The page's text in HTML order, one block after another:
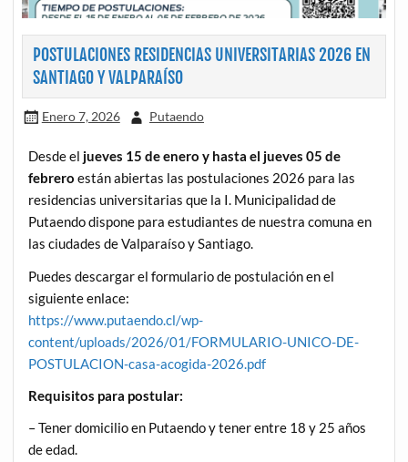
POSTULACIONES RESIDENCIAS UNIVERSITARIAS 2026 EN
SANTIAGO Y VALPARAÍSO
Enero 7, 2026 Putaendo
Desde el jueves 15 de enero y hasta el jueves 05 de
febrero están abiertas las postulaciones 2026 para las
residencias universitarias que la I. Municipalidad de
Putaendo dispone para estudiantes de nuestra comuna en
las ciudades de Valparaíso y Santiago.
Puedes descargar el formulario de postulación en el
siguiente enlace:
https://www.putaendo.cl/wp-
content/uploads/2026/01/FORMULARIO-UNICO-DE-
POSTULACION-casa-acogida-2026.pdf
Requisitos para postular:
– Tener domicilio en Putaendo y tener entre 18 y 25 años
de edad.